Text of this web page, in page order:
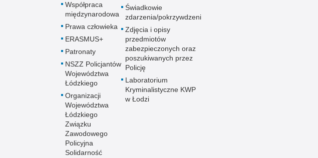
Współpraca
międzynarodowa
Prawa człowieka
ERASMUS+
Patronaty
NSZZ Policjantów
Województwa
Łódzkiego
Organizacji
Województwa
Łódzkiego
Związku
Zawodowego
Policyjna
Solidarność
Świadkowie
zdarzenia/pokrzywdzeni
Zdjęcia i opisy
przedmiotów
zabezpieczonych oraz
poszukiwanych przez
Policję
Laboratorium
Kryminalistyczne KWP
w Łodzi